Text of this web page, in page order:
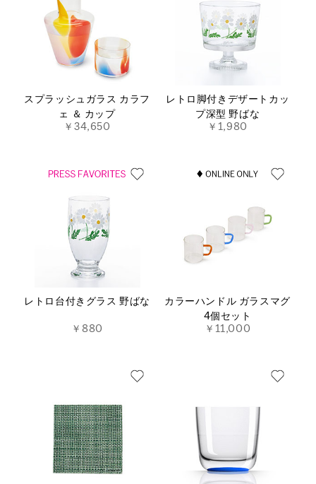
スプラッシュガラス カラフ
ェ ＆ カップ
￥34,650
レトロ脚付きデザートカッ
プ深型 野ばな
￥1,980
レトロ台付きグラス 野ばな
￥880
カラーハンドル ガラスマグ
4個セット
￥11,000